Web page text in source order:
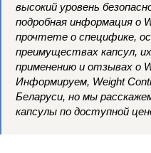
высокий уровень
подробная информация о
прочтете о специфике,
преимуществах капсул,
применению и отзывах о
Информируем, Weight
Беларуси, но мы
капсулы по доступной